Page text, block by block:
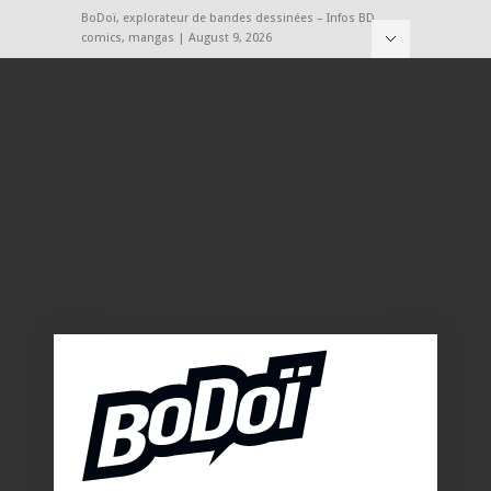
BoDoï, explorateur de bandes dessinées – Infos BD,
comics, mangas | August 9, 2026